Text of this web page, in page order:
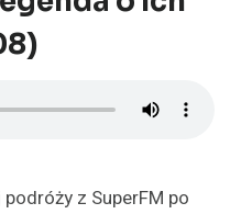
z SuperFM po